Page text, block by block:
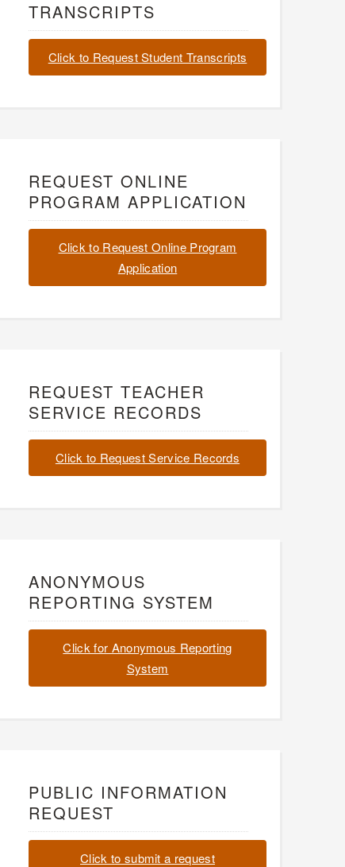
TRANSCRIPTS
Click to Request Student Transcripts
REQUEST ONLINE
PROGRAM APPLICATION
Click to Request Online Program
Application
REQUEST TEACHER
SERVICE RECORDS
Click to Request Service Records
ANONYMOUS
REPORTING SYSTEM
Click for Anonymous Reporting
System
PUBLIC INFORMATION
REQUEST
Click to submit a request